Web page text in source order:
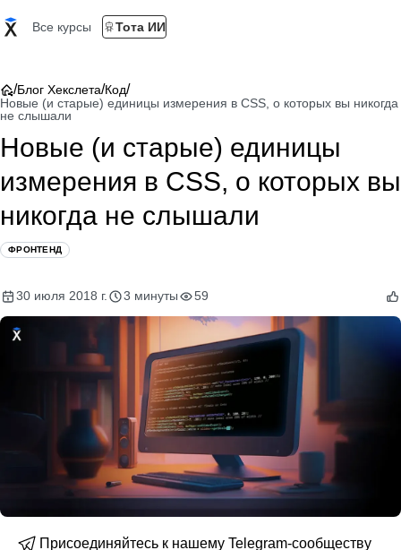
Все курсы Тота ИИ
/Блог Хекслета/Код/
Новые (и старые) единицы измерения в CSS, о которых вы никогда
не слышали
Новые (и старые) единицы
измерения в CSS, о которых вы
никогда не слышали
ФРОНТЕНД
30 июля 2018 г. 3 минуты 59
Присоединяйтесь к нашему Telegram-сообществу